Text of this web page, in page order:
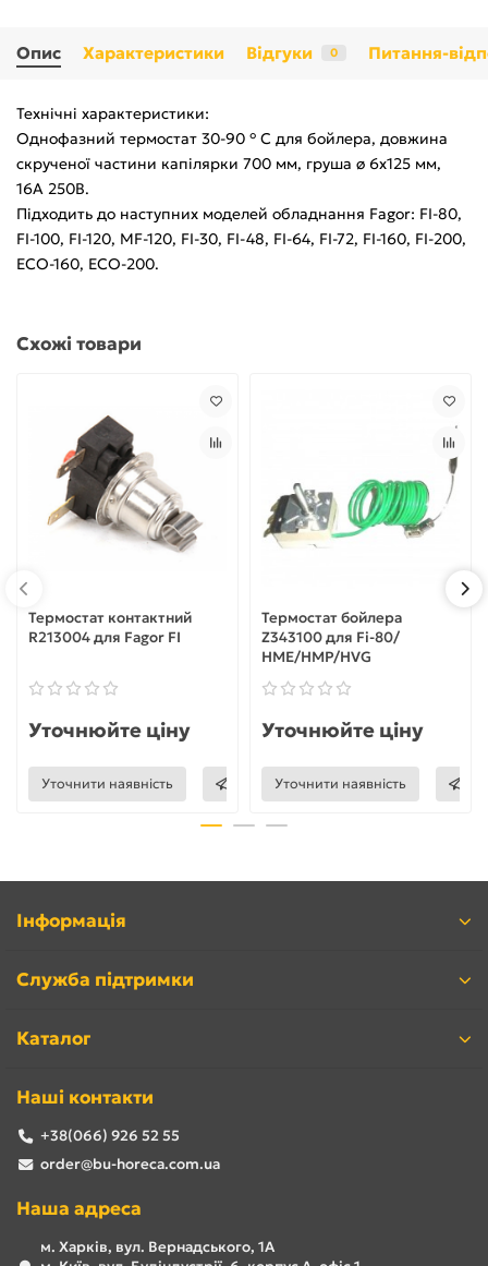
Опис Характеристики Відгуки 0 Питання-
Технічні характеристики:
Однофазний термостат 30-90 ° C для бойлера, довжина
скрученої частини капілярки 700 мм, груша ø 6x125 мм,
16A 250В.
Підходить до наступних моделей обладнання Fagor: FI-80,
FI-100, FI-120, MF-120, FI-30, FI-48, FI-64, FI-72, FI-160, FI-200,
ECO-160, ECO-200.
Схожі товари
Термостат контактний
R213004 для Fagor FI
Уточнюйте ціну
Уточнити наявність
Термостат бойлера
Z343100 для Fi-80/
HME/HMP/HVG
Уточнюйте ціну
Уточнити наявність
Інформація
Служба підтримки
Каталог
Наші контакти
+38(066) 926 52 55
order@bu-horeca.com.ua
Наша адреса
м. Харків, вул. Вернадського, 1А